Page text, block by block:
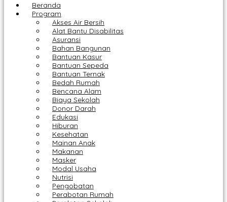
Beranda
Program
Akses Air Bersih
Alat Bantu Disabilitas
Asuransi
Bahan Bangunan
Bantuan Kasur
Bantuan Sepeda
Bantuan Ternak
Bedah Rumah
Bencana Alam
Biaya Sekolah
Donor Darah
Edukasi
Hiburan
Kesehatan
Mainan Anak
Makanan
Masker
Modal Usaha
Nutrisi
Pengobatan
Perabotan Rumah